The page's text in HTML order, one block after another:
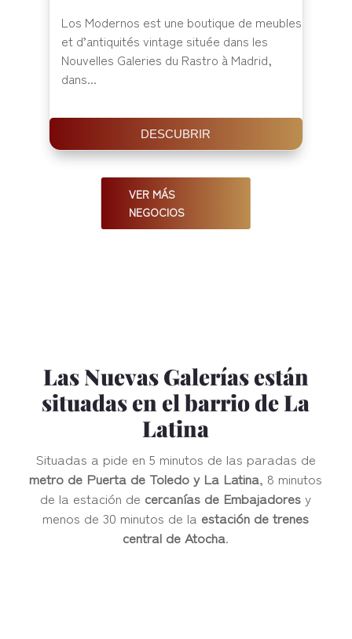
Los Modernos est une boutique de meubles
et d’antiquités vintage située dans les
Nouvelles Galeries du Rastro à Madrid,
dans...
DESCUBRIR
VER MÁS
NEGOCIOS
Las Nuevas Galerías están
situadas en el barrio de La
Latina
Situadas a pide en 5 minutos de las paradas de
metro de Puerta de Toledo y La Latina, 8 minutos
de la estación de cercanías de Embajadores y
menos de 30 minutos de la estación de trenes
central de Atocha.